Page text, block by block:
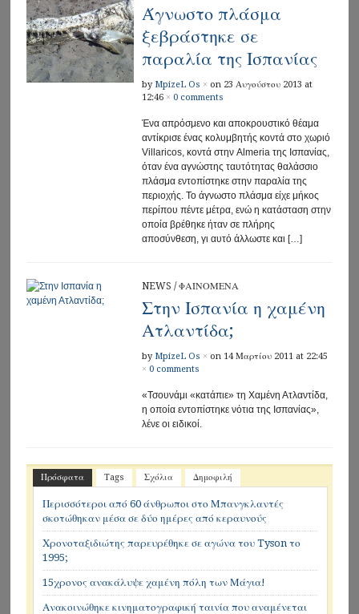
Άγνωστο πλάσμα
ξεβράστηκε σε
παραλία της Ισπανίας
by MpizeL Os × on 23 Αυγούστου 2013 at
12:46 × 0 comments
Ένα απρόσμενο και αποκρουστικό θέαμα
αντίκρισε ένας κολυμβητής κοντά στο χωριό
Villaricos, κοντά στην Almeria της Ισπανίας,
όταν ένα αγνώστης ταυτότητας θαλάσσιο
πλάσμα εντοπίστηκε στην παραλία της
περιοχής. Το άγνωστο πλάσμα είχε μήκος
περίπου πέντε μέτρα, ενώ η κατάσταση στην
οποία βρέθηκε ήταν σε πλήρης
αποσύνθεση, γι αυτό άλλωστε και […]
NEWS /ΦΑΙΝΟΜΕΝΑ
Στην Ισπανία η χαμένη
Ατλαντίδα;
by MpizeL Os × on 14 Μαρτίου 2011 at 22:45
× 0 comments
«Τσουνάμι «κατάπιε» τη Χαμένη Ατλαντίδα,
η οποία εντοπίστηκε νότια της Ισπανίας»,
λένε οι ειδικοί.
Πρόσφατα Tags Σχόλια Δημοφιλή
Περισσότεροι από 60 άνθρωποι στο Μπανγκλαντές
σκοτώθηκαν μέσα σε δύο ημέρες από κεραυνούς
Χρονοταξιδιώτης παρευρέθηκε σε αγώνα του Tyson το
1995;
15χρονος ανακάλυψε χαμένη πόλη των Μάγια!
Ανακοινώθηκε κινηματογραφική ταινία που αναμένεται